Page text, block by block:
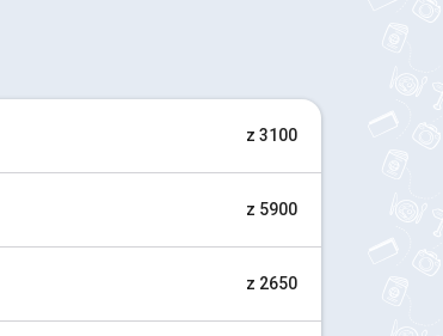
z 3100
z 5900
z 2650